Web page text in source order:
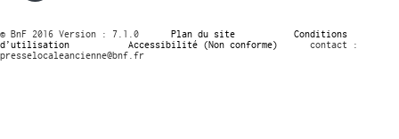
© BnF 2016 Version : 7.1.0 Plan du site
Conditions
d’utilisation
Accessibilité (Non conforme)
contact :
presselocaleancienne@bnf.fr